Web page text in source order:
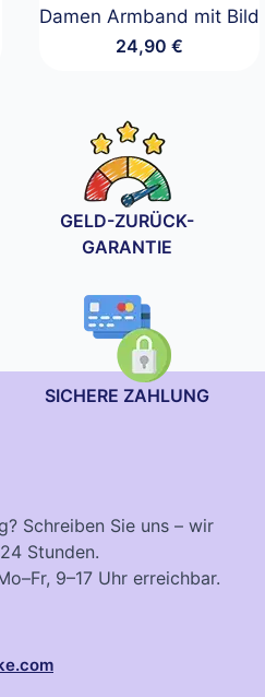
Damen Armband mit Bild
24,90 €
GELD-ZURÜCK-
GARANTIE
SICHERE ZAHLUNG
Schreiben Sie uns – wir
Stunden.
9–17 Uhr erreichbar.